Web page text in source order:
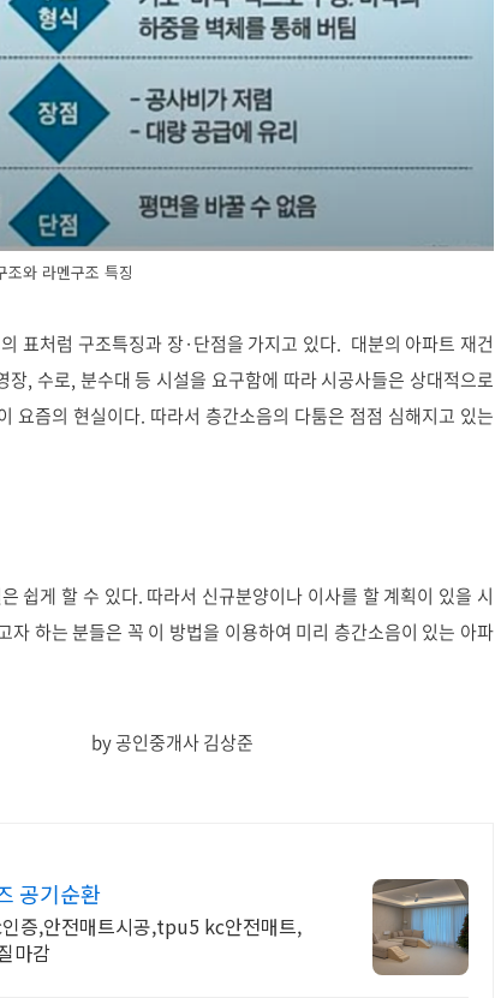
조와 라멘구조 특징
표처럼 구조특징과 장·단점을 가지고 있다. 대분의 아파트 재건
, 수로, 분수대 등 시설을 요구함에 따라 시공사들은 상대적으로
요즘의 현실이다. 따라서 층간소음의 다툼은 점점 심해지고 있는
쉽게 할 수 있다. 따라서 신규분양이나 이사를 할 계획이 있을 시
하는 분들은 꼭 이 방법을 이용하여 미리 층간소음이 있는 아파
김상준
공기순환
증,안전매트시공,tpu5 kc안전매트,
마감